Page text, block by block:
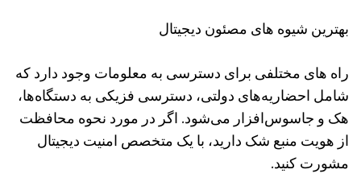
بهترین شیوه های مصئون دیجیتال
راه‌ های مختلفی برای دسترسی به معلومات وجود دارد که
شامل احضاریه‌های دولتی، دسترسی فزیکی به دستگاه‌ها،
هک و جاسوس‌افزار می‌شود. اگر در مورد نحوه محافظت
از هویت منبع شک دارید، با یک متخصص امنیت دیجیتال
مشورت کنید.